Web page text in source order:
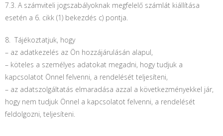
7.3. A számviteli jogszabályoknak megfelelő számlát kiállítása
esetén a 6. cikk (1) bekezdés c) pontja.
8. Tájékoztatjuk, hogy
– az adatkezelés az Ön hozzájárulásán alapul,
– köteles a személyes adatokat megadni, hogy tudjuk a
kapcsolatot Önnel felvenni, a rendelését teljesíteni,
– az adatszolgáltatás elmaradása azzal a következményekkel jár,
hogy nem tudjuk Önnel a kapcsolatot felvenni, a rendelését
feldolgozni, teljesíteni.